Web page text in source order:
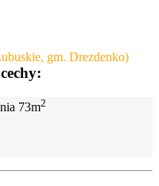
gm. Drezdenko)
73m2